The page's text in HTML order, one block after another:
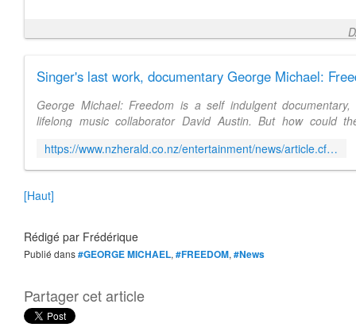
George Michael: Freedom is a self indulgent
lifelong music collaborator David Austin. But how could
https://www.nzherald.co.nz/entertainment/news/article.cfm?c_id=1501119&objectid=12041463
[Haut]
Rédigé par Frédérique
Publié dans#GEORGE MICHAEL, #FREEDOM, #News
Partager cet article